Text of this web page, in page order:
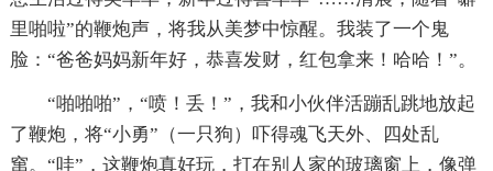
里啪啦”的鞭炮声，将我从美梦中惊醒。我装了一个鬼
脸：“爸爸妈妈新年好，恭喜发财，红包拿来！哈哈！”。
“啪啪啪”，“喷！丢！”，我和小伙伴活蹦乱跳地放起
了鞭炮，将“小勇”（一只狗）吓得魂飞天外、四处乱
窜。“哇”，这鞭炮真好玩，打在别人家的玻璃窗上，像弹